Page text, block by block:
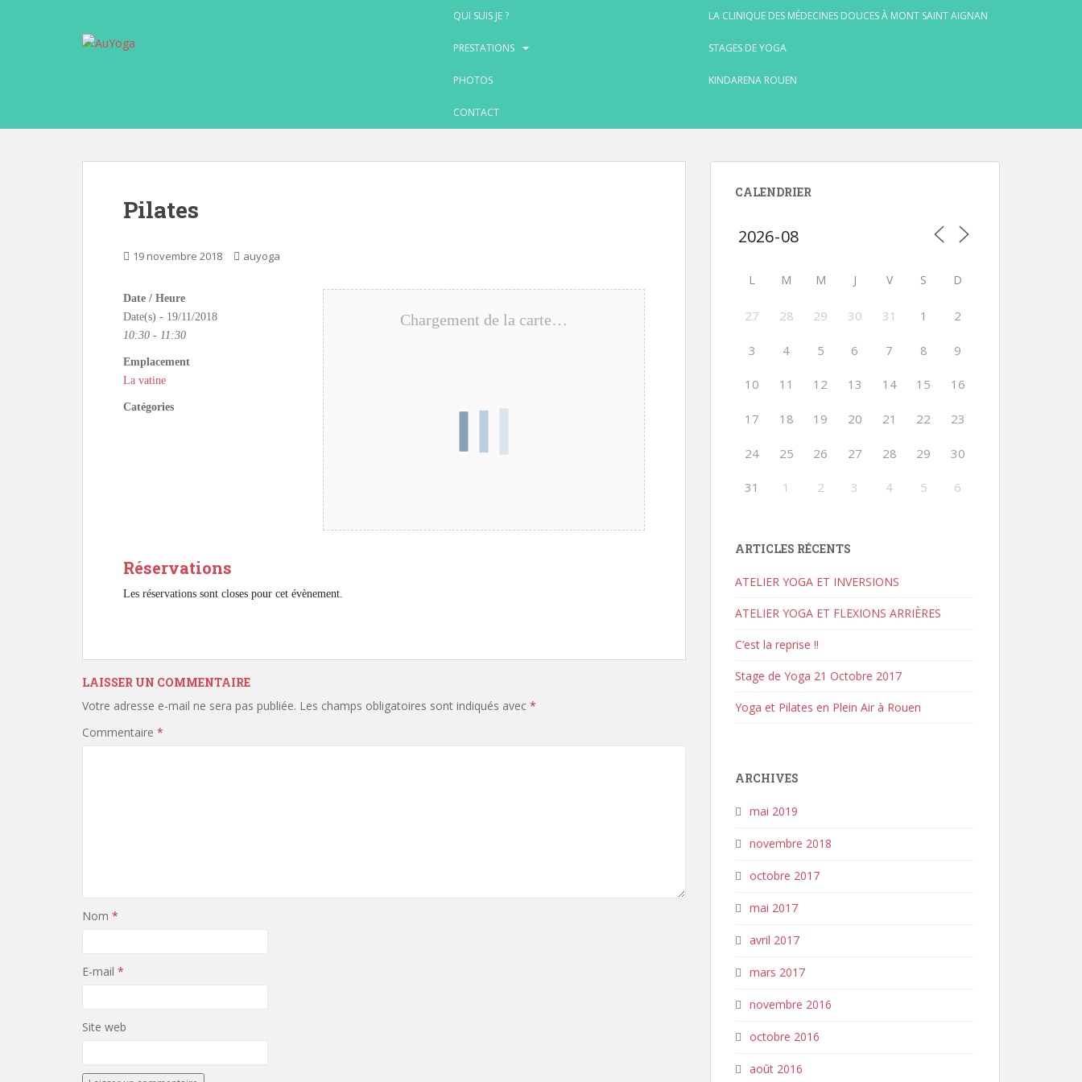
QUI SUIS JE ?
PRESTATIONS
PHOTOS
CONTACT
LA CLINIQUE DES MÉDECINES DOUCES À MONT SAINT AIGNAN
STAGES DE YOGA
KINDARENA ROUEN
Pilates
19 novembre 2018 auyoga
Chargement de la carte…
Date / Heure
Date(s) - 19/11/2018
10:30 - 11:30
Emplacement
La vatine
Catégories
Réservations
Les réservations sont closes pour cet évènement.
LAISSER UN COMMENTAIRE
Votre adresse e-mail ne sera pas publiée. Les champs obligatoires sont indiqués avec *
Commentaire *
Nom *
E-mail *
Site web
CALENDRIER
L M M J V S D
27 28 29 30 31 1 2
3 4 5 6 7 8 9
10 11 12 13 14 15 16
17 18 19 20 21 22 23
24 25 26 27 28 29 30
31 1 2 3 4 5 6
ARTICLES RÉCENTS
ATELIER YOGA ET INVERSIONS
ATELIER YOGA ET FLEXIONS ARRIÈRES
C’est la reprise !!
Stage de Yoga 21 Octobre 2017
Yoga et Pilates en Plein Air à Rouen
ARCHIVES
mai 2019
novembre 2018
octobre 2017
mai 2017
avril 2017
mars 2017
novembre 2016
octobre 2016
août 2016